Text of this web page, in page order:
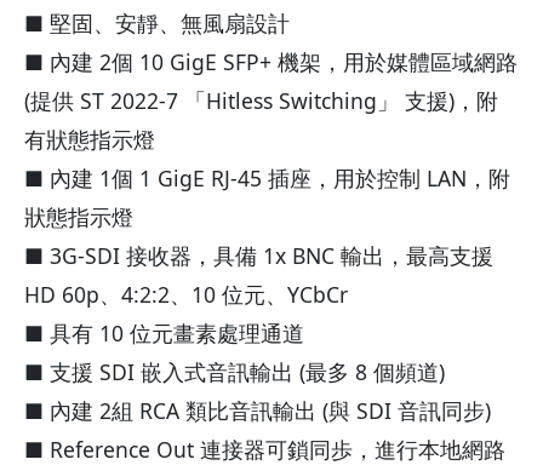
■ 堅固、安靜、無風扇設計
■ 內建 2個 10 GigE SFP+ 機架，用於媒體區域網路
(提供 ST 2022-7 「Hitless Switching」 支援)，附
有狀態指示燈
■ 內建 1個 1 GigE RJ-45 插座，用於控制 LAN，附
狀態指示燈
■ 3G-SDI 接收器，具備 1x BNC 輸出，最高支援
HD 60p、4:2:2、10 位元、YCbCr
■ 具有 10 位元畫素處理通道
■ 支援 SDI 嵌入式音訊輸出 (最多 8 個頻道)
■ 內建 2組 RCA 類比音訊輸出 (與 SDI 音訊同步)
■ Reference Out 連接器可鎖同歩，進行本地網路